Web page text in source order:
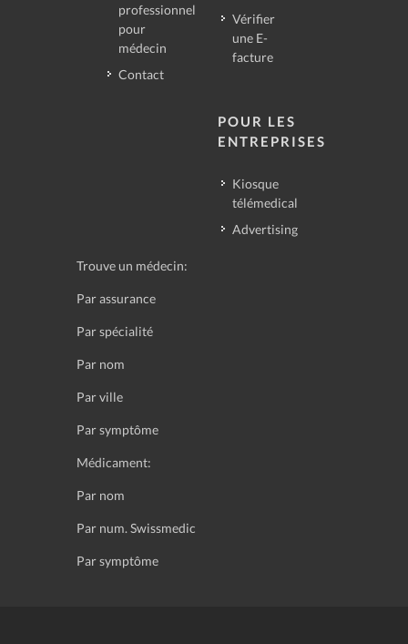
professionnel
pour
médecin
Contact
Vérifier
une E-
facture
POUR LES
ENTREPRISES
Kiosque
télémedical
Advertising
Trouve un médecin:
Par assurance
Par spécialité
Par nom
Par ville
Par symptôme
Médicament:
Par nom
Par num. Swissmedic
Par symptôme